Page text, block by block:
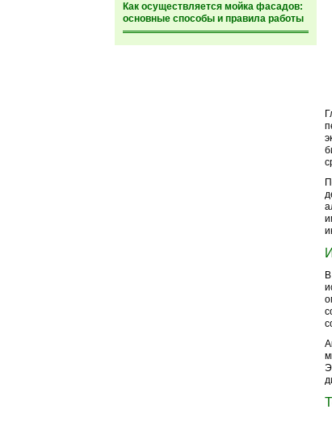
Как осуществляется мойка фасадов:
основные способы и правила работы